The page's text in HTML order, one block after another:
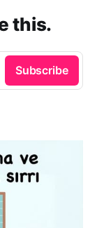
this.
Subscribe